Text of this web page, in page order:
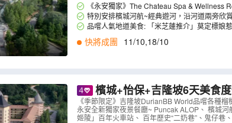
《永安獨家》The Chateau Spa & Wellness
地約 34,000 平方公尺，海拔約 3,000 英尺，周
賞翠綠園林、青翠山丘或高爾夫球場的景色，為
特別安排檳城河航~經典遊河，沿河道兩旁欣
現象，適合親子與朋友輕鬆玩樂。
品嚐人氣地道美食: 「米芝蓮推介」莫定標娘
表演)、馳名怡保芽菜雞+雞絲河粉+怡保白咖啡
印度飛餅+一杯奶茶。
快將成團 11/10,18/10
檳城+怡保+吉隆坡6天美食
種榴槤、《永安獨家》The
AMPEN06VB）
《季節限定》吉隆坡DurianBB World品嚐各種
永安全新獨家夜景餐廳~ Puncak ALOP、 檳城
姬陵」百年火車站、 百年歷史“二奶巷”、鬼仔巷